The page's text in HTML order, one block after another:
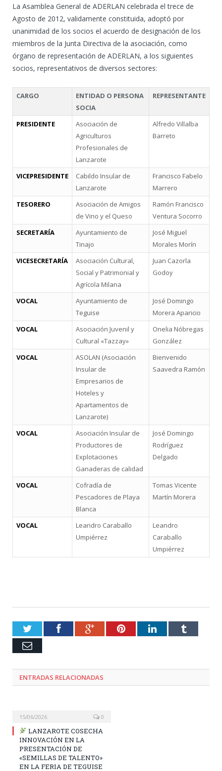
La Asamblea General de ADERLAN celebrada el trece de
Agosto de 2012, validamente constituida, adoptó por
unanimidad de los socios el acuerdo de designación de los
miembros de la Junta Directiva de la asociación, como
órgano de representación de ADERLAN, a los siguientes
socios, representativos de diversos sectores:
CARGO
ENTIDAD O PERSONA
SOCIA
REPRESENTANTE
PRESIDENTE
Asociación de
Agriculturos
Profesionales de
Lanzarote
Alfredo Villalba
Barreto
VICEPRESIDENTE
Cabildo Insular de
Lanzarote
Francisco Fabelo
Marrero
TESORERO
Asociación de Amigos
de Vino y el Queso
Ramón Francisco
Ventura Socorro
SECRETARÍA
Ayuntamiento de
Tinajo
José Miguel
Morales Morín
VICESECRETARÍA
Asociación Cultural,
Social y Patrimonial y
Agrícola Milana
Juan Cazorla
Godoy
VOCAL
Ayuntamiento de
Teguise
José Domingo
Morera Aparicio
VOCAL
Asociación Juvenil y
Cultural «Tazzay»
Onelia Nóbregas
González
VOCAL
ASOLAN (Asociación
Insular de
Empresarios de
Hoteles y
Apartamentos de
Lanzarote)
Bienvenido
Saavedra Ramón
VOCAL
Asociación Insular de
Productores de
Explotaciones
Ganaderas de calidad
José Domingo
Rodríguez
Delgado
VOCAL
Cofradía de
Pescadores de Playa
Blanca
Tomas Vicente
Martín Morera
VOCAL
Leandro Caraballo
Umpiérrez
Leandro
Caraballo
Umpiérrez
TwitterFacebookGoogle+PinterestLinkedInTumblr
Email
ENTRADAS RELACIONADAS
15/06/2026 0
LANZAROTE COSECHA
INNOVACIÓN EN LA
PRESENTACIÓN DE
«SEMILLAS DE TALENTO»
EN LA FERIA DE TEGUISE